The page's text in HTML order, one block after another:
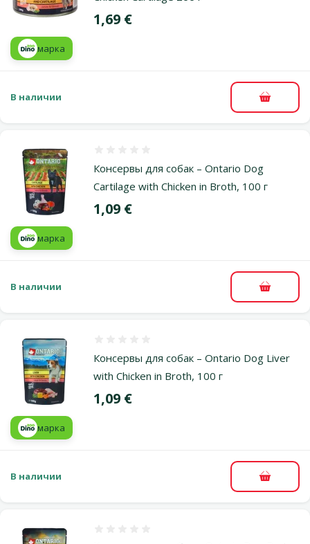
Цена
1,69 €
марка
В наличии В
Консервы для собак – Ontario Dog
Cartilage with Chicken in Broth, 100 г
Цена
1,09 €
марка
В наличии В
Консервы для собак – Ontario Dog Liver
with Chicken in Broth, 100 г
Цена
1,09 €
марка
В наличии В